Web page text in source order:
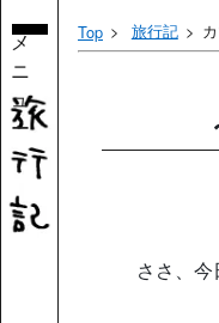
メ
ニ
ュ
ー
Top 旅行記
ささ、今